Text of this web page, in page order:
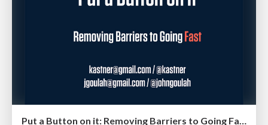
Put a Button on it: Removing Barriers to Going Fast.